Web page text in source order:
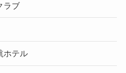
ラブ
ホテル